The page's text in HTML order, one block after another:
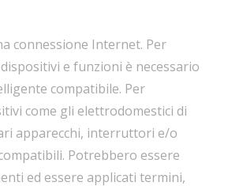
connessione Internet. Per
e funzioni è necessario
compatibile. Per
come gli elettrodomestici di
apparecchi, interruttori e/o
Potrebbero essere
ed essere applicati termini,